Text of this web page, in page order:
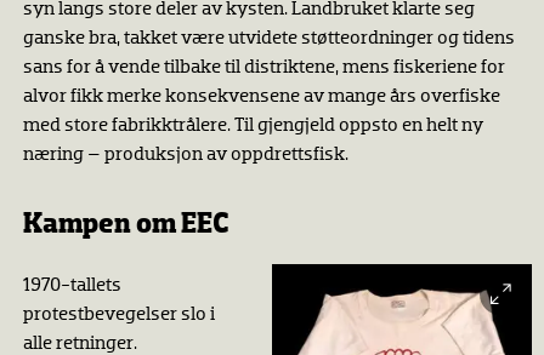
syn langs store deler av kysten. Landbruket klarte seg
ganske bra, takket være utvidete støtteordninger og tidens
sans for å vende tilbake til distriktene, mens fiskeriene for
alvor fikk merke konsekvensene av mange års overfiske
med store fabrikktrålere. Til gjengjeld oppsto en helt ny
næring – produksjon av oppdrettsfisk.
Kampen om EEC
1970-tallets
protestbevegelser slo i
alle retninger.